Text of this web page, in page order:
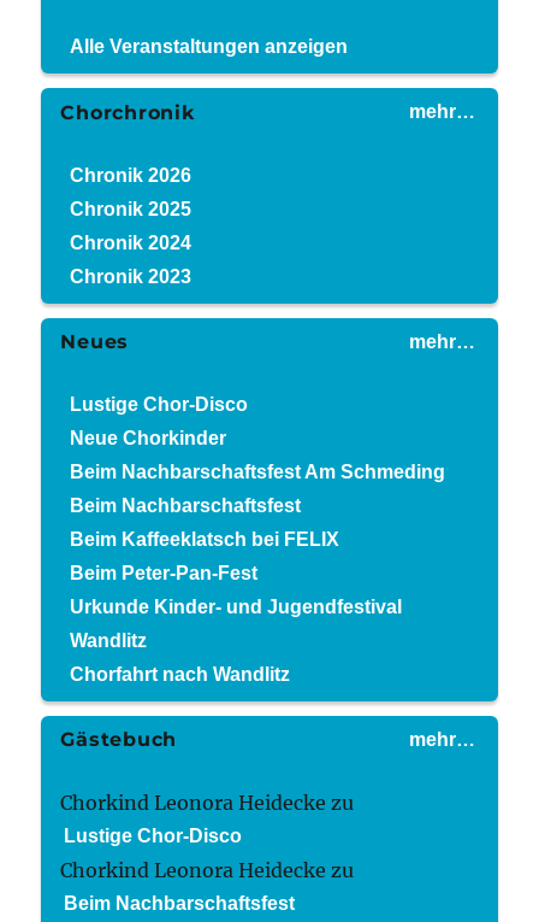
Alle Veranstaltungen anzeigen
mehr…
Chorchronik
Chronik 2026
Chronik 2025
Chronik 2024
Chronik 2023
mehr…
Neues
Lustige Chor-Disco
Neue Chorkinder
Beim Nachbarschaftsfest Am Schmeding
Beim Nachbarschaftsfest
Beim Kaffeeklatsch bei FELIX
Beim Peter-Pan-Fest
Urkunde Kinder- und Jugendfestival
Wandlitz
Chorfahrt nach Wandlitz
mehr…
Gästebuch
Chorkind Leonora Heidecke zu
Lustige Chor-Disco
Chorkind Leonora Heidecke zu
Beim Nachbarschaftsfest